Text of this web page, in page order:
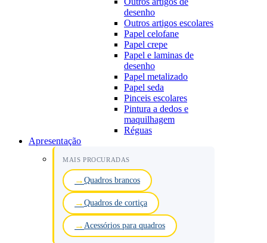
desenho
Outros artigos escolares
Papel celofane
Papel crepe
Papel e laminas de
desenho
Papel metalizado
Papel seda
Pinceis escolares
Pintura a dedos e
maquilhagem
Réguas
Apresentação
MAIS PROCURADAS
Quadros brancos
Quadros de cortiça
Acessórios para quadros